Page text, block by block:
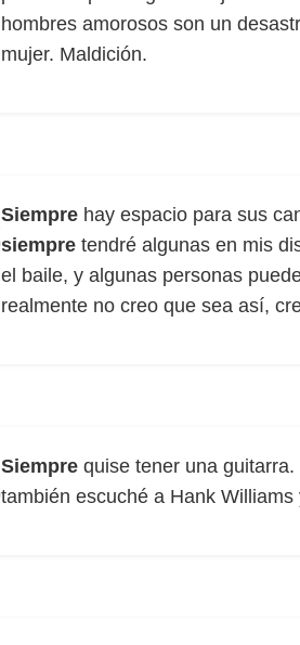
hombres amorosos son un
mujer. Maldición.
Siempre hay espacio para sus
siempre tendré algunas en mis
el baile, y algunas personas
realmente no creo que sea así,
Siempre quise tener una guitarra.
también escuché a Hank Williams